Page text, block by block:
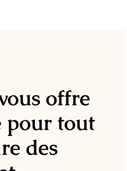
offre
pour tout
des